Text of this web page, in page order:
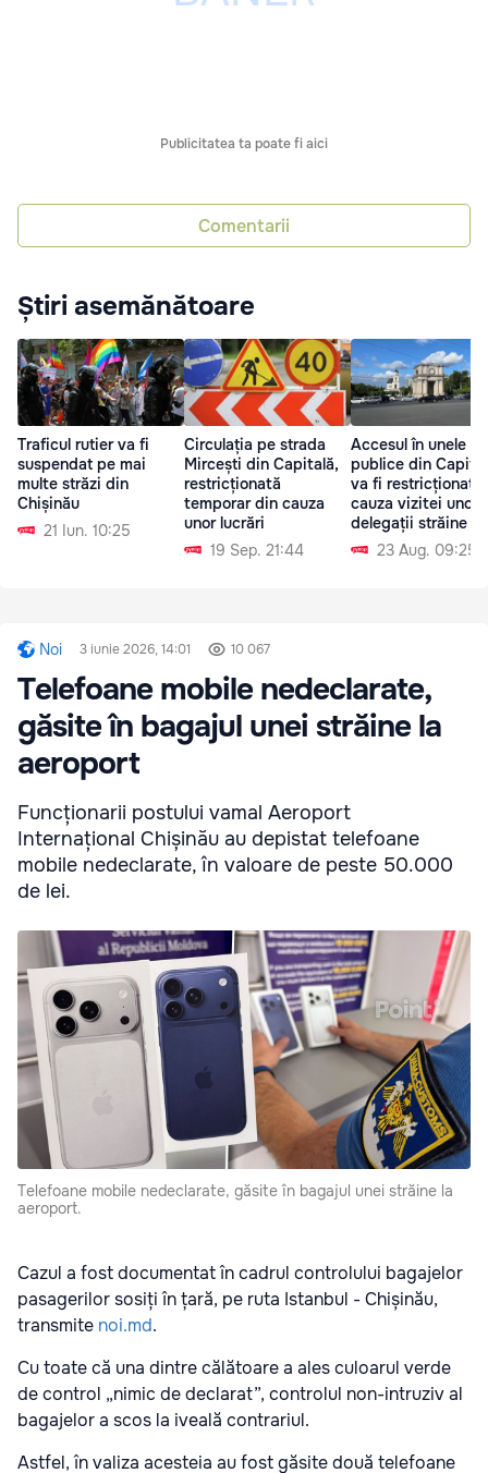
Publicitatea ta poate fi aici
Comentarii
Știri asemănătoare
Traficul rutier va fi
suspendat pe mai
multe străzi din
Chișinău
21 Iun. 10:25
Circulația pe strada
Mircești din Capitală,
restricționată
temporar din cauza
unor lucrări
19 Sep. 21:44
Accesul în unele
publice din
va fi restricționat
cauza vizitei unor
delegații străine
23 Aug. 09:25
Noi 3 iunie 2026, 14:01 10 067
Telefoane mobile nedeclarate,
găsite în bagajul unei străine la
aeroport
Funcționarii postului vamal Aeroport
Internațional Chișinău au depistat telefoane
mobile nedeclarate, în valoare de peste 50.000
de lei.
Telefoane mobile nedeclarate, găsite în bagajul unei străine la
aeroport.
Cazul a fost documentat în cadrul controlului bagajelor
pasagerilor sosiți în țară, pe ruta Istanbul - Chișinău,
transmite noi.md.
Cu toate că una dintre călătoare a ales culoarul verde
de control „nimic de declarat”, controlul non-intruziv al
bagajelor a scos la iveală contrariul.
Astfel, în valiza acesteia au fost găsite două telefoane